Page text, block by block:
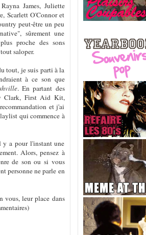
James, Juliette
Scarlett O'Connor et
peut-être un peu
sûrement une
proche des sons
saloper.
tout, je suis parti à la
à ce son que
. En partant des
Clark, First Aid Kit,
et j'ai
qui commence à
y a pour l'instant une
Alors, pensez à
de son ou si vous
personne ne parle en
vous, leur place dans